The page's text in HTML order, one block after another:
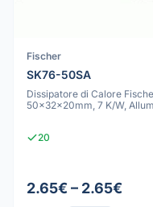
Fischer
SK76-50SA
Dissipatore di Calore
50x32x20mm, 7 K/W,
20
2.65€ – 2.65€